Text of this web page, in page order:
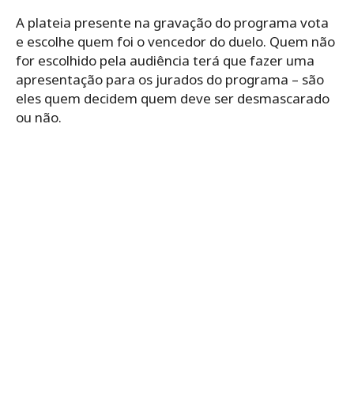
A plateia presente na gravação do programa vota
e escolhe quem foi o vencedor do duelo. Quem não
for escolhido pela audiência terá que fazer uma
apresentação para os jurados do programa – são
eles quem decidem quem deve ser desmascarado
ou não.